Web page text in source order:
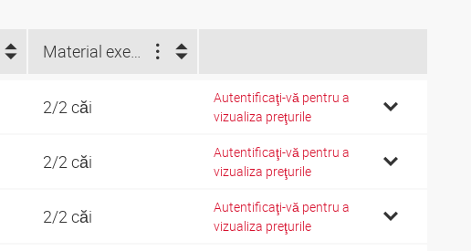
Material execuţie
2/2 căi
Autentificaţi-vă pentru a
vizualiza preţurile
2/2 căi
Autentificaţi-vă pentru a
vizualiza preţurile
2/2 căi
Autentificaţi-vă pentru a
vizualiza preţurile